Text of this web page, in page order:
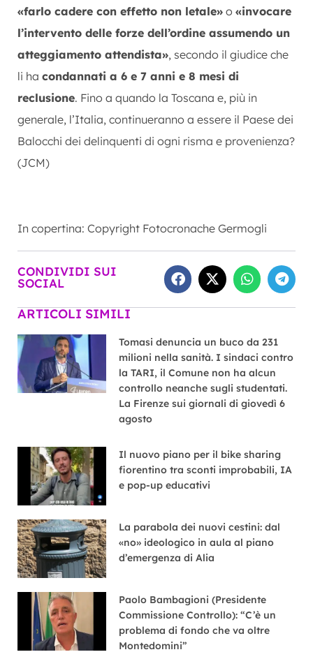
«farlo cadere con effetto non letale» o «invocare
l’intervento delle forze dell’ordine assumendo un
atteggiamento attendista», secondo il giudice che
li ha condannati a 6 e 7 anni e 8 mesi di
reclusione. Fino a quando la Toscana e, più in
generale, l’Italia, continueranno a essere il Paese dei
Balocchi dei delinquenti di ogni risma e provenienza?
(JCM)
In copertina: Copyright Fotocronache Germogli
CONDIVIDI SUI
SOCIAL
ARTICOLI SIMILI
Tomasi denuncia un buco da 231
milioni nella sanità. I sindaci contro
la TARI, il Comune non ha alcun
controllo neanche sugli studentati.
La Firenze sui giornali di giovedì 6
agosto
Il nuovo piano per il bike sharing
fiorentino tra sconti improbabili, IA
e pop-up educativi
La parabola dei nuovi cestini: dal
«no» ideologico in aula al piano
d’emergenza di Alia
Paolo Bambagioni (Presidente
Commissione Controllo): “C’è un
problema di fondo che va oltre
Montedomini”